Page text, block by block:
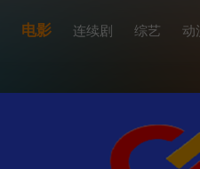
电影 连续剧 综艺 动